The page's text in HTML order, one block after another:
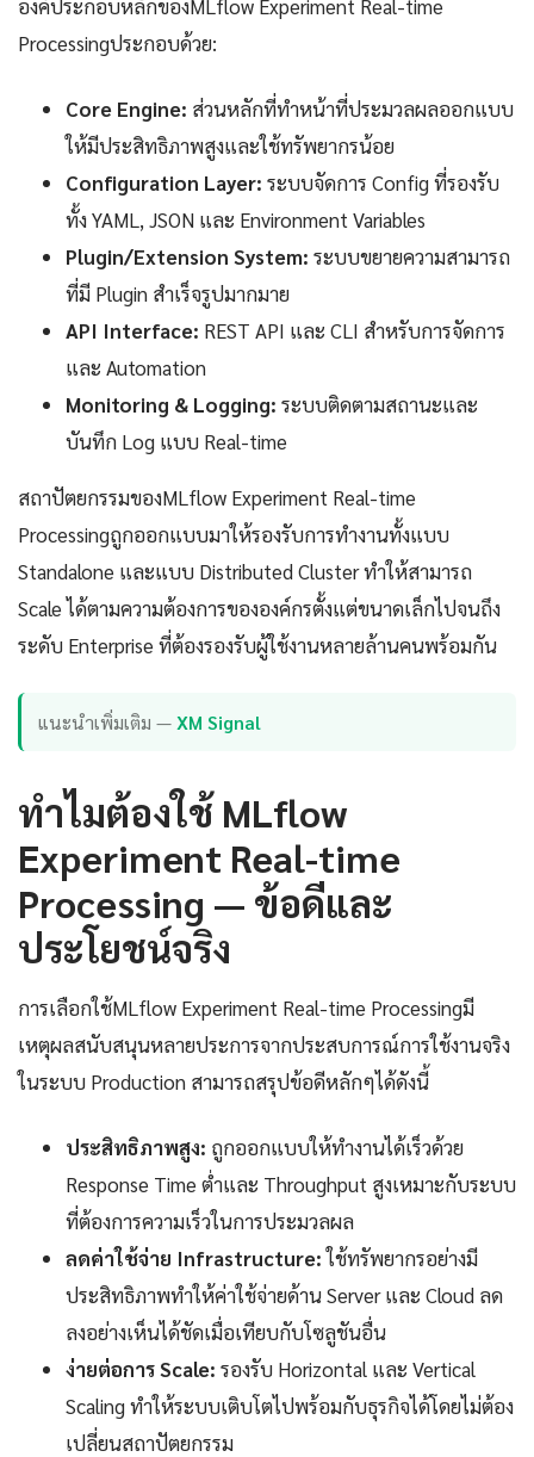
องค์ประกอบหลักของMLflow Experiment Real-time
Processingประกอบด้วย:
Core Engine: ส่วนหลักที่ทำหน้าที่ประมวลผลออกแบบ
ให้มีประสิทธิภาพสูงและใช้ทรัพยากรน้อย
Configuration Layer: ระบบจัดการ Config ที่รองรับ
ทั้ง YAML, JSON และ Environment Variables
Plugin/Extension System: ระบบขยายความสามารถ
ที่มี Plugin สำเร็จรูปมากมาย
API Interface: REST API และ CLI สำหรับการจัดการ
และ Automation
Monitoring & Logging: ระบบติดตามสถานะและ
บันทึก Log แบบ Real-time
สถาปัตยกรรมของMLflow Experiment Real-time
Processingถูกออกแบบมาให้รองรับการทำงานทั้งแบบ
Standalone และแบบ Distributed Cluster ทำให้สามารถ
Scale ได้ตามความต้องการขององค์กรตั้งแต่ขนาดเล็กไปจนถึง
ระดับ Enterprise ที่ต้องรองรับผู้ใช้งานหลายล้านคนพร้อมกัน
แนะนำเพิ่มเติม —XM Signal
ทำไมต้องใช้ MLflow
Experiment Real-time
Processing — ข้อดีและ
ประโยชน์จริง
การเลือกใช้MLflow Experiment Real-time Processingมี
เหตุผลสนับสนุนหลายประการจากประสบการณ์การใช้งานจริง
ในระบบ Production สามารถสรุปข้อดีหลักๆได้ดังนี้
ประสิทธิภาพสูง: ถูกออกแบบให้ทำงานได้เร็วด้วย
Response Time ต่ำและ Throughput สูงเหมาะกับระบบ
ที่ต้องการความเร็วในการประมวลผล
ลดค่าใช้จ่าย Infrastructure:ใช้ทรัพยากรอย่างมี
ประสิทธิภาพทำให้ค่าใช้จ่ายด้าน Server และ Cloud ลด
ลงอย่างเห็นได้ชัดเมื่อเทียบกับโซลูชันอื่น
ง่ายต่อการ Scale: รองรับ Horizontal และ Vertical
Scaling ทำให้ระบบเติบโตไปพร้อมกับธุรกิจได้โดยไม่ต้อง
เปลี่ยนสถาปัตยกรรม